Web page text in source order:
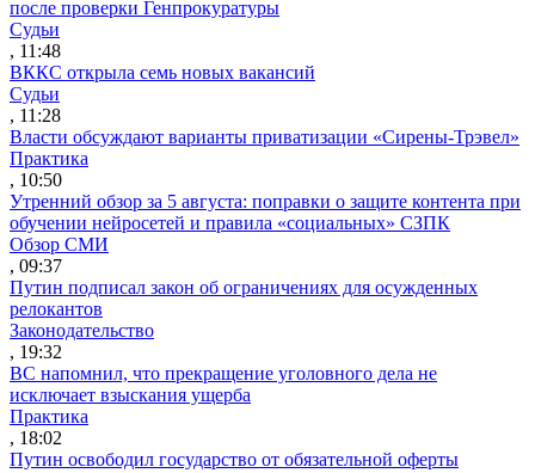
после проверки Генпрокуратуры
Судьи
, 11:48
ВККС открыла семь новых вакансий
Судьи
, 11:28
Власти обсуждают варианты приватизации «Сирены-Трэвел»
Практика
, 10:50
Утренний обзор за 5 августа: поправки о защите контента при
обучении нейросетей и правила «социальных» СЗПК
Обзор СМИ
, 09:37
Путин подписал закон об ограничениях для осужденных
релокантов
Законодательство
, 19:32
ВС напомнил, что прекращение уголовного дела не
исключает взыскания ущерба
Практика
, 18:02
Путин освободил государство от обязательной оферты